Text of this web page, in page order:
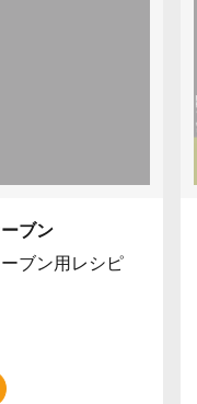
ブン
ブン用レシピ